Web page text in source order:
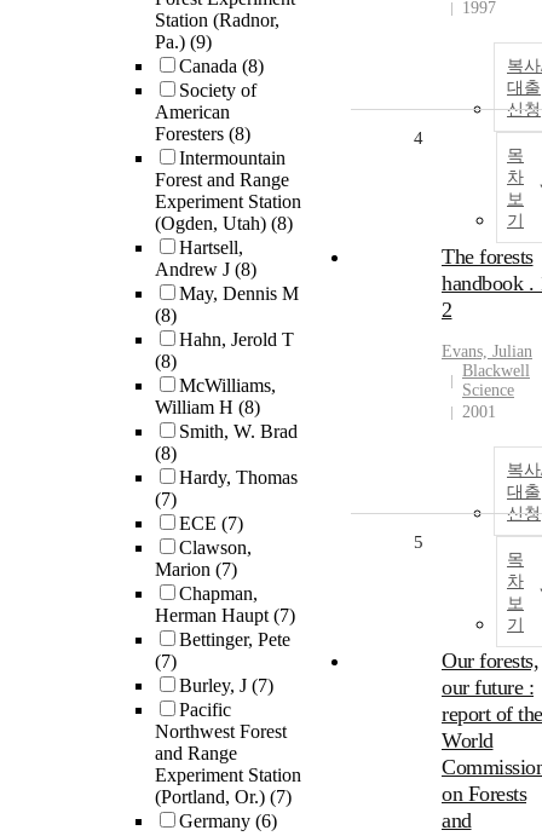
Station (Radnor,
Pa.) (9)
Canada (8)
Society of
American
Foresters (8)
Intermountain
Forest and Range
Experiment Station
(Ogden, Utah) (8)
Hartsell,
Andrew J (8)
May, Dennis M
(8)
Hahn, Jerold T
(8)
McWilliams,
William H (8)
Smith, W. Brad
(8)
Hardy, Thomas
(7)
ECE (7)
Clawson,
Marion (7)
Chapman,
Herman Haupt(7)
Bettinger, Pete
(7)
Burley, J (7)
Pacific
Northwest Forest
and Range
Experiment Station
(Portland, Or.) (7)
Germany (6)
1997
복
대출
신청
목
차
보
기
4
The forests
handbook .
2
Evans, Julian
Blackwell
Science
2001
복
대출
신청
목
차
보
기
5
Our forests,
our future :
report of the
World
on Forests
and